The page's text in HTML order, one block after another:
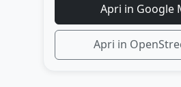
Apri in Google
Apri in